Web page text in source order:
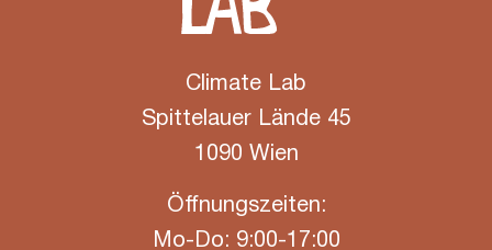
Climate Lab
Spittelauer Lände 45
1090 Wien
Öffnungszeiten:
Mo-Do: 9:00-17:00